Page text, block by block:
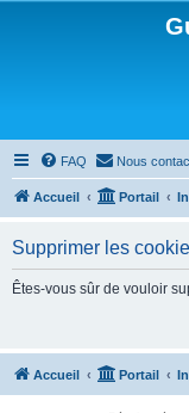
FAQ Nous
Accueil Portail
Supprimer les
Êtes-vous sûr de vouloir
Accueil Portail